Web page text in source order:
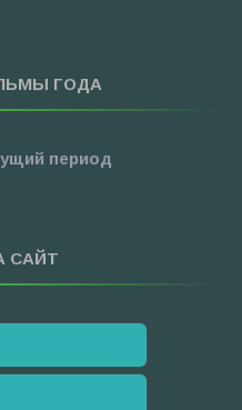
ГОДА
период
САЙТ